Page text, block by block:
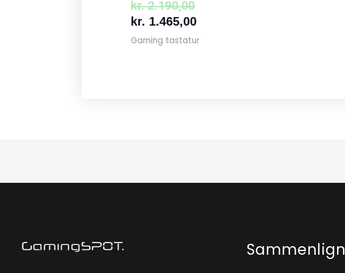
kr.2.190,00
kr. 1.465,00
Gaming tastatur
Sammenlign